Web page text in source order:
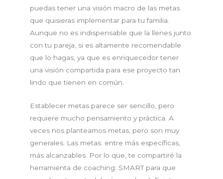
puedas tener una visión macro de las metas
que quisieras implementar para tu familia.
Aunque no es indispensable que la llenes junto
con tu pareja, si es altamente recomendable
que lo hagas, ya que es enriquecedor tener
una visión compartida para ese proyecto tan
lindo que tienen en común.
Establecer metas parece ser sencillo, pero
requiere mucho pensamiento y práctica. A
veces nos planteamos metas, pero son muy
generales. Las metas: entre más específicas,
más alcanzables. Por lo que, te compartiré la
herramienta de coaching: SMART para que